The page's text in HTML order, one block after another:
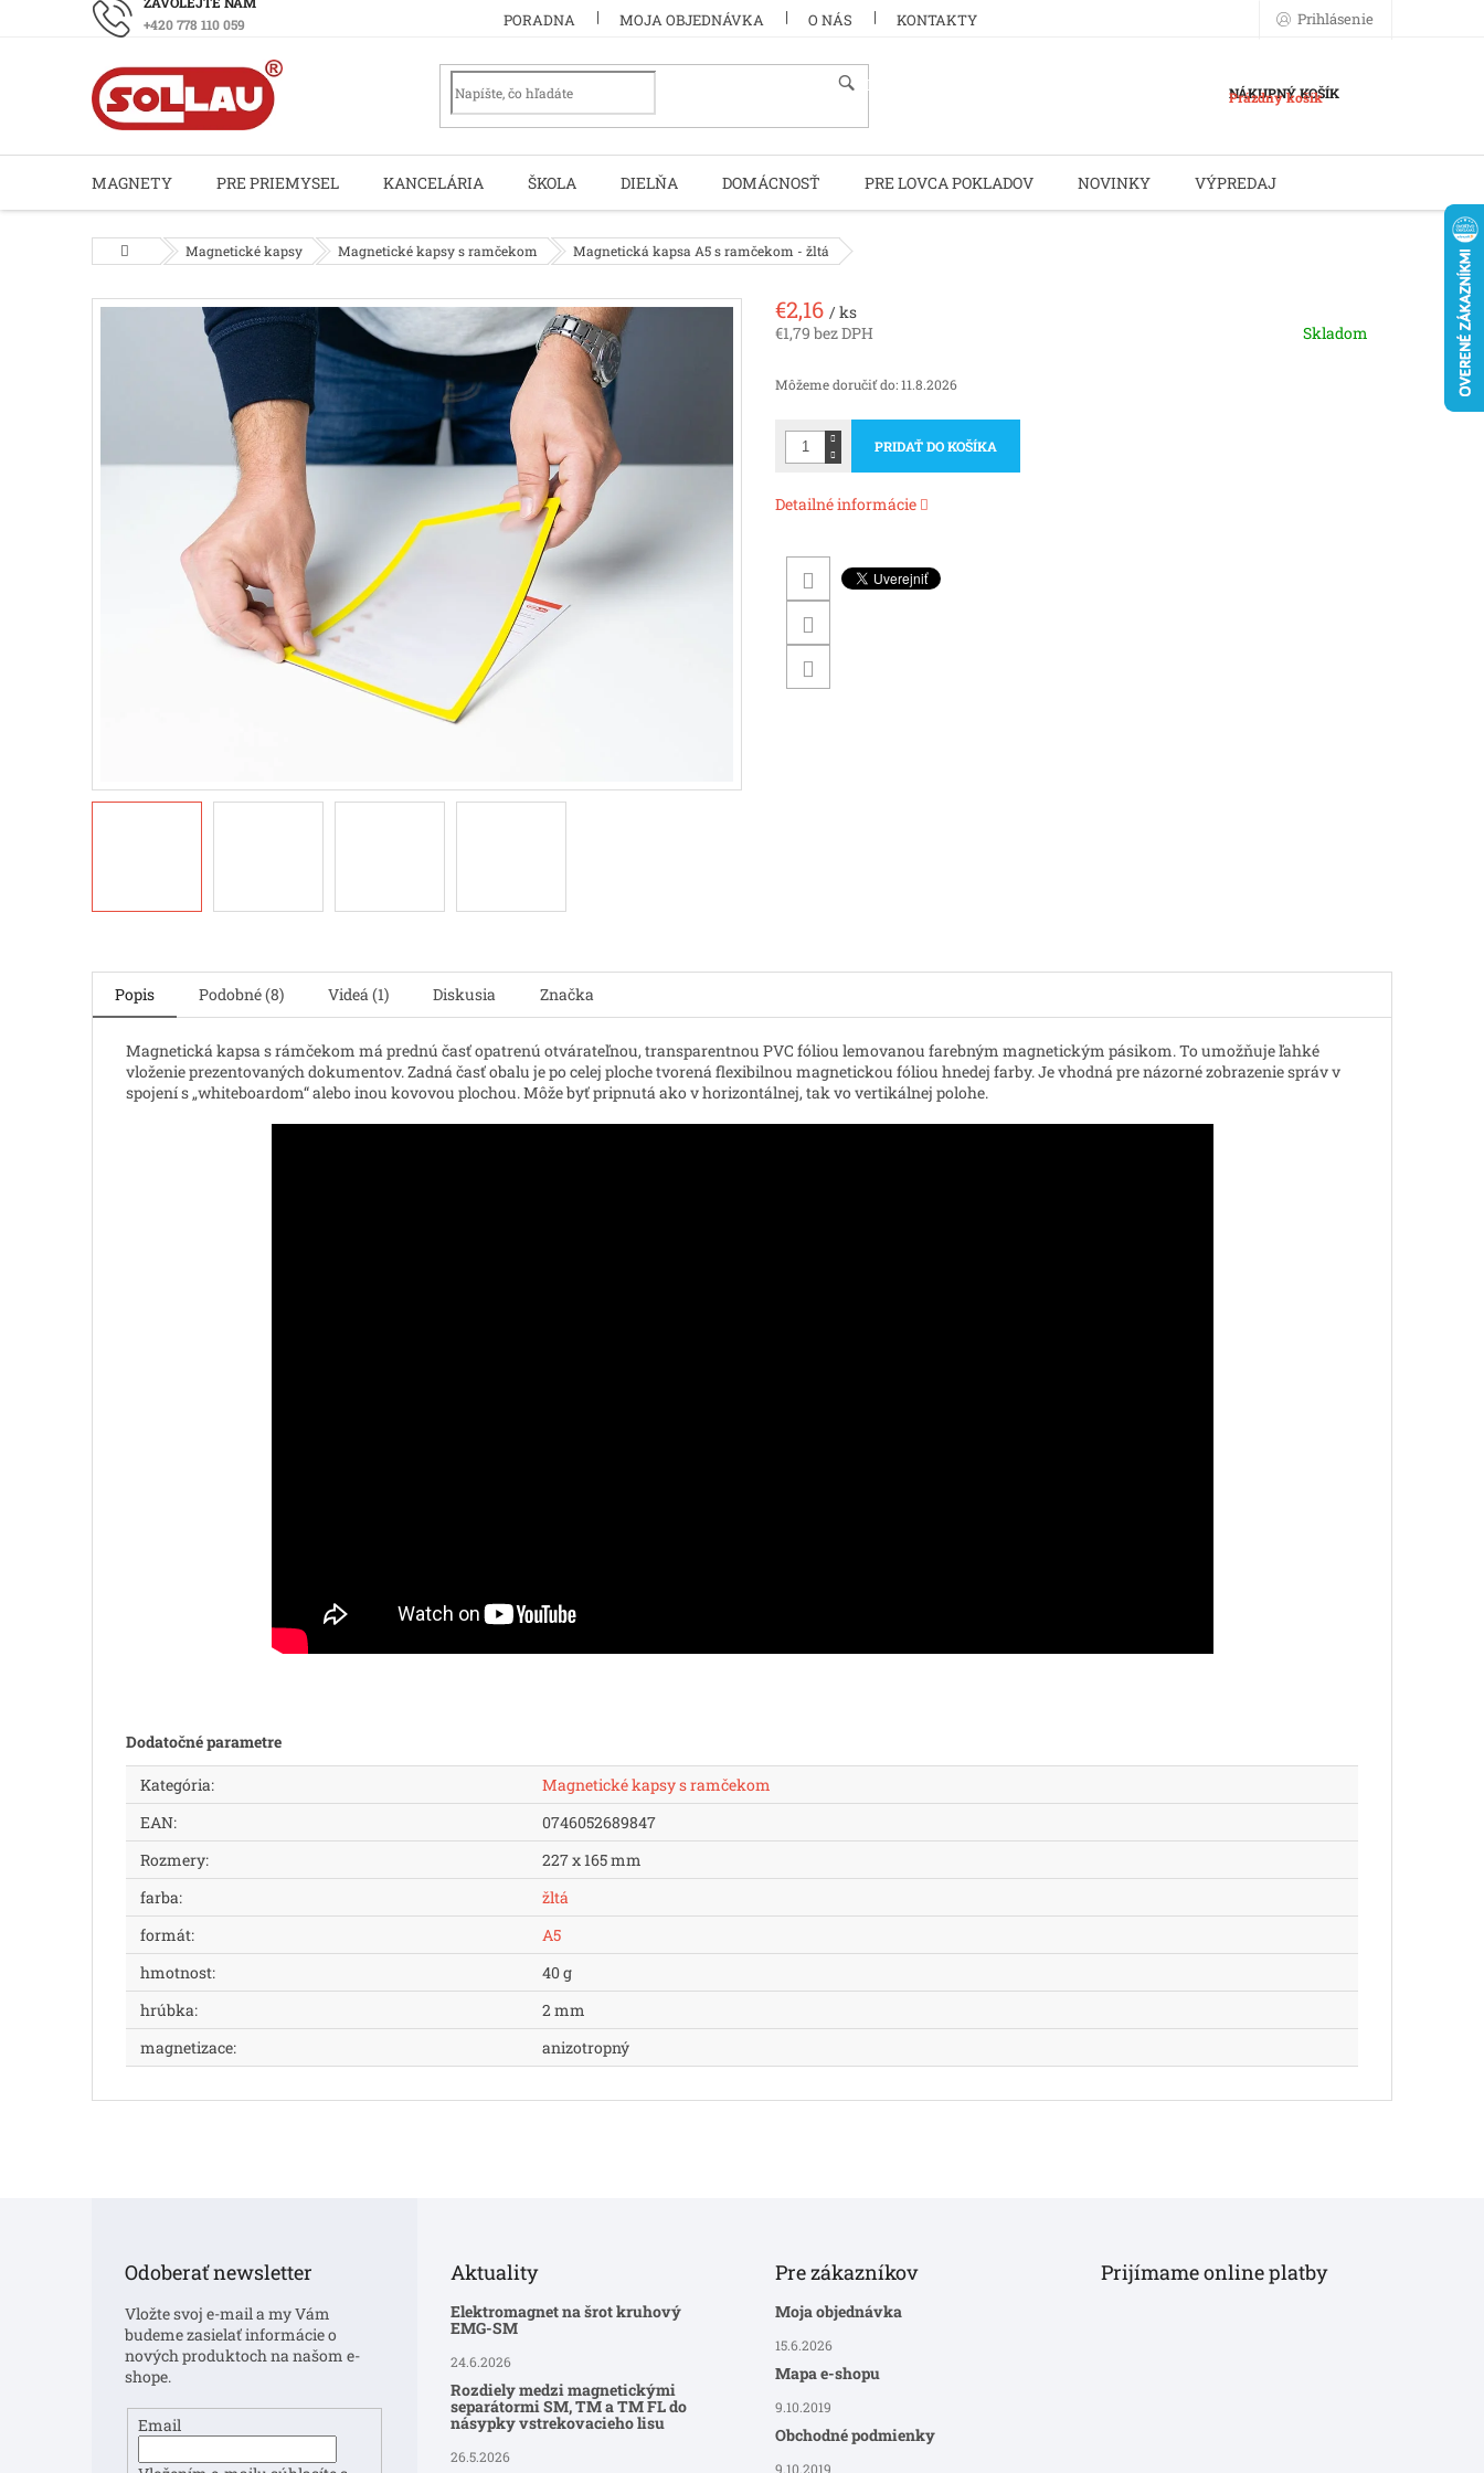
+420 778 110 059 PORADNA MOJA OBJEDNÁVKA O NÁS KONTAKTY Prihlásenie
HĽADAŤ NÁKUPNÝ KOŠÍK
Prázdny košík
MAGNETY PRE PRIEMYSEL KANCELÁRIA ŠKOLA DIELŇA DOMÁCNOSŤ PRE LOVCA POKLADOV NOVINKY VÝPREDAJ
DomovMagnetické kapsy Magnetické kapsy s ramčekom Magnetická kapsa A5 s ramčekom - žltá
€2,16 / ks
€1,79 bez DPH
cena:
Skladom
Môžeme doručiť do:11.8.2026
PRIDAŤ DO KOŠÍKA
Detailné informácie
Popis Podobné (8) Videá (1) Diskusia Značka
Magnetická kapsa s rámčekom má prednú časť opatrenú otvárateľnou, transparentnou PVC fóliou lemovanou farebným magnetickým pásikom. To umožňuje ľahké
vloženie prezentovaných dokumentov. Zadná časť obalu je po celej ploche tvorená flexibilnou magnetickou fóliou hnedej farby. Je vhodná pre názorné zobrazenie správ v
spojení s „whiteboardom“ alebo inou kovovou plochou. Môže byť pripnutá ako v horizontálnej, tak vo vertikálnej polohe.
Dodatočné parametre
Kategória:
Magnetické kapsy s ramčekom
EAN:
0746052689847
Rozmery:
227 x 165 mm
farba:
žltá
formát:
A5
hmotnost:
40 g
hrúbka:
2 mm
magnetizace: anizotropný
Odoberať newsletter
Vložte svoj e-mail a my Vám
budeme zasielať informácie o
nových produktoch na našom e-
shope.
Email
Aktuality
Elektromagnet na šrot kruhový
EMG-SM
24.6.2026
Rozdiely medzi magnetickými
separátormi SM, TM a TM FL do
násypky vstrekovacieho lisu
26.5.2026
Pre zákazníkov
Moja objednávka
15.6.2026
Mapa e-shopu
9.10.2019
Obchodné podmienky
9.10.2019
Prijímame online platby